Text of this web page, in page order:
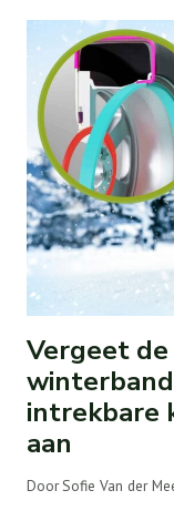
Vergeet
intrekbare
aan
Door Sofie Van der